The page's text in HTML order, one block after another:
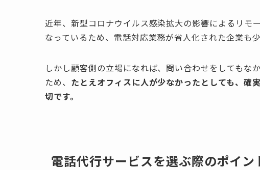
近年、新型コロナウイルス感染拡大の影響によるリモ
なっているため、電話対応業務が省人化された企業も
しかし顧客側の立場になれば、問い合わせをしてもな
ため、 たとえオフィスに人が少なかったとしても、確
切です。
電話代行サービスを選ぶ際のポイン